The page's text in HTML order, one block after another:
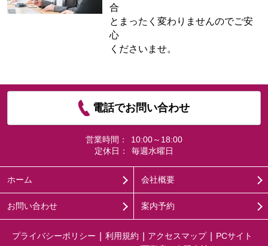
合
とまったく変わりませんのでご安
心
くださいませ。
電話でお問い合わせ
営業時間：
10:00～18:00
定休日：
毎週水曜日
ホーム 会社概要
お問い合わせ 案内予約
プライバシーポリシー 利用規約 アクセスマップ
PCサイト